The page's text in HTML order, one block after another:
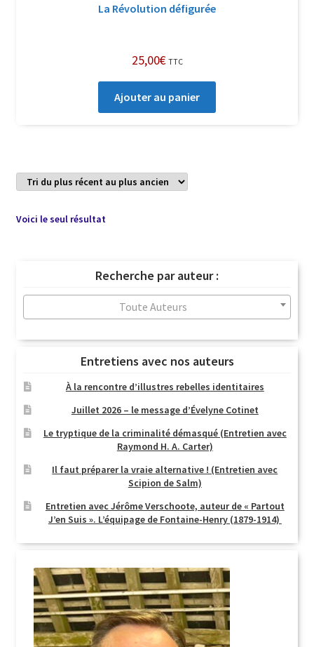
La Révolution défigurée
25,00€ TTC
Ajouter au panier
Voici le seul résultat
Recherche par auteur :
Toute Auteurs
Entretiens avec nos auteurs
À la rencontre d’illustres rebelles identitaires
Juillet 2026 – le message d’Évelyne Cotinet
Le tryptique de la criminalité démasqué (Entretien avec
Raymond H. A. Carter)
Il faut préparer la vraie alternative ! (Entretien avec
Scipion de Salm)
Entretien avec Jérôme Verschoote, auteur de « Partout
J’en Suis ». L’équipage de Fontaine-Henry (1879-1914)